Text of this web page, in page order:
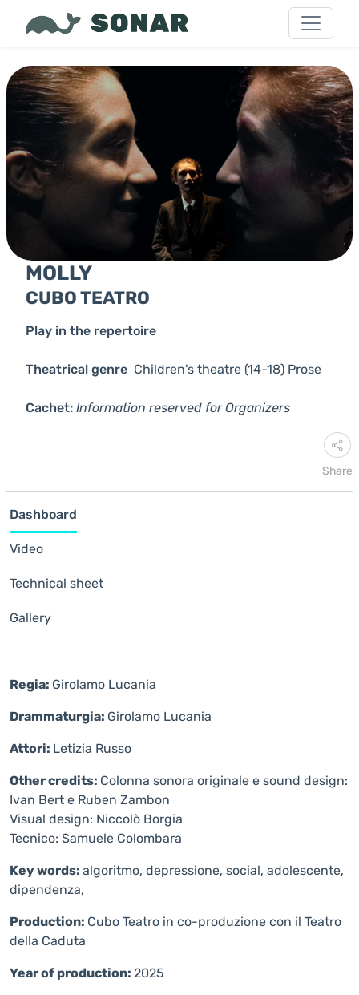
MOLLY
CUBO TEATRO
Play in the repertoire
Theatrical genre Children's theatre (14-18) Prose
Cachet: Information reserved for Organizers
Share
Dashboard
Video
Technical sheet
Gallery
Regia: Girolamo Lucania
Drammaturgia: Girolamo Lucania
Attori: Letizia Russo
Other credits: Colonna sonora originale e sound design:
Ivan Bert e Ruben Zambon
Visual design: Niccolò Borgia
Tecnico: Samuele Colombara
Key words: algoritmo, depressione, social, adolescente,
dipendenza,
Production: Cubo Teatro in co-produzione con il Teatro
della Caduta
Year of production: 2025